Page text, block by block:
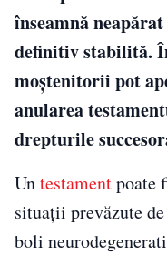
înseamnă
definitiv stabilită.
moștenitorii pot
anularea
drepturile
Untestamentpoate
situații prevăzute
boli